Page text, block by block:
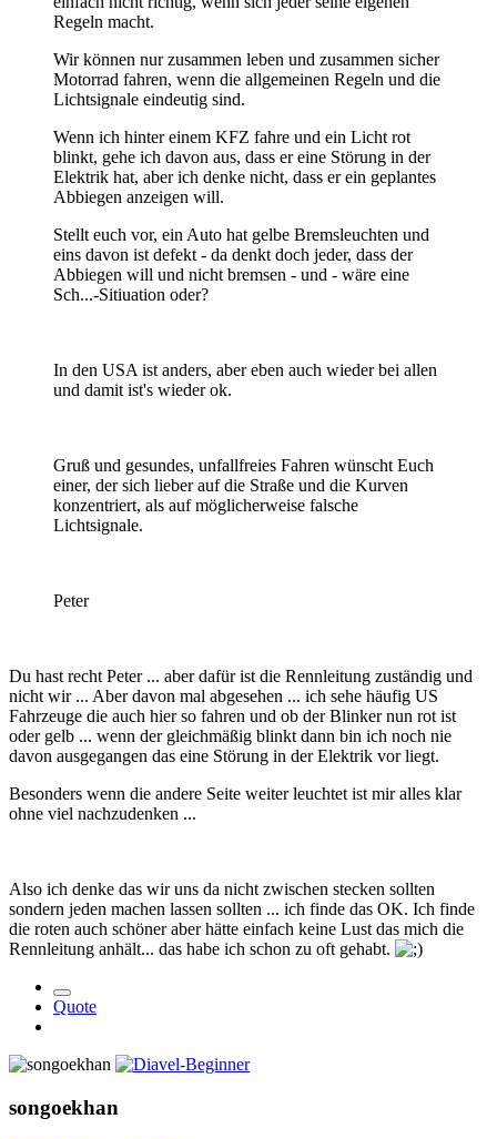
Regeln macht.
Wir können nur zusammen leben und zusammen sicher
Motorrad fahren, wenn die allgemeinen Regeln und die
Lichtsignale eindeutig sind.
Wenn ich hinter einem KFZ fahre und ein Licht rot
blinkt, gehe ich davon aus, dass er eine Störung in der
Elektrik hat, aber ich denke nicht, dass er ein geplantes
Abbiegen anzeigen will.
Stellt euch vor, ein Auto hat gelbe Bremsleuchten und
eins davon ist defekt - da denkt doch jeder, dass der
Abbiegen will und nicht bremsen - und - wäre eine
Sch...-Sitiuation oder?
In den USA ist anders, aber eben auch wieder bei allen
und damit ist's wieder ok.
Gruß und gesundes, unfallfreies Fahren wünscht Euch
einer, der sich lieber auf die Straße und die Kurven
konzentriert, als auf möglicherweise falsche
Lichtsignale.
Peter
Du hast recht Peter ... aber dafür ist die Rennleitung zuständig und
nicht wir ... Aber davon mal abgesehen ... ich sehe häufig US
Fahrzeuge die auch hier so fahren und ob der Blinker nun rot ist
oder gelb ... wenn der gleichmäßig blinkt dann bin ich noch nie
davon ausgegangen das eine Störung in der Elektrik vor liegt.
Besonders wenn die andere Seite weiter leuchtet ist mir alles klar
ohne viel nachzudenken ...
Also ich denke das wir uns da nicht zwischen stecken sollten
sondern jeden machen lassen sollten ... ich finde das OK. Ich finde
die roten auch schöner aber hätte einfach keine Lust das mich die
Rennleitung anhält... das habe ich schon zu oft gehabt.
Quote
songoekhan